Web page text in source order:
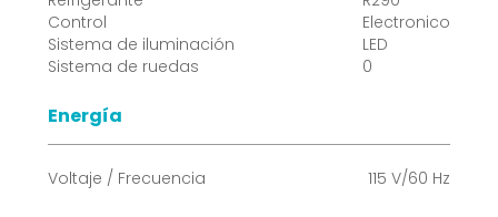
Introduce
nombre
Control
Sistema de iluminación
Sistema de ruedas
Electronico
LED
0
Energía
Voltaje / Frecuencia 115 V/60 Hz